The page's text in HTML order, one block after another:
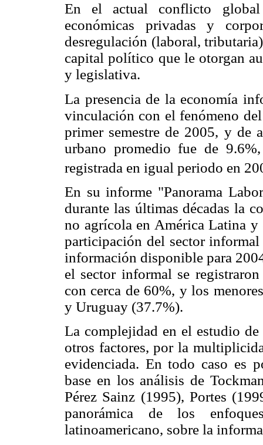
En el actual conflicto global
económicas privadas y
desregulación (laboral,
capital político que le otorgan
y legislativa.
La presencia de la economía
vinculación con el fenómeno
primer semestre de 2005, y de
urbano promedio fue de
registrada en igual periodo en
En su informe "Panorama
durante las últimas décadas la
no agrícola en América Latina y
participación del sector
información disponible para
el sector informal se
con cerca de 60%, y los
y Uruguay (37.7%).
La complejidad en el estudio
otros factores, por la
evidenciada. En todo caso es
base en los análisis de
Pérez Sainz (1995), Portes
panorámica de los
latinoamericano, sobre la